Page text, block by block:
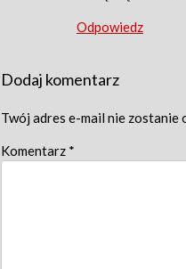
Odpowiedz
Dodaj komentarz
Twój adres e-mail nie zostanie
Komentarz *